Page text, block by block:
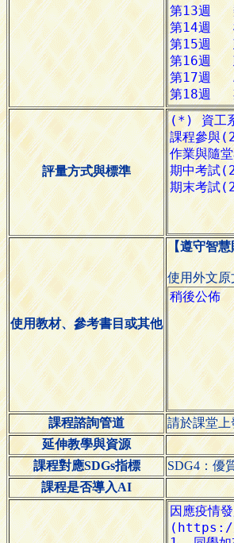
評量方式與標準
使用教材、參考書目或其他
【遵守智慧
使用外文原
課程諮詢管道
請於課堂
延伸教學與資源
課程對應SDGs指標
SDG4：優
課程是否導入AI